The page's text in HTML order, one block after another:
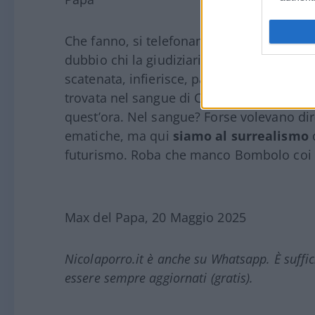
Che fanno, si telefonano all’uscita?Roba
dubbio chi la giudiziaria la pratica, la
scatenata, infierisce, particolarmente su
trovata nel sangue di Chiara Poggi. È
quest’ora. Nel sangue? Forse volevano
ematiche, ma qui siamo al surrealismo
futurismo. Roba che manco Bombolo coi
Max del Papa, 20 Maggio 2025
Nicolaporro.it è anche su Whatsapp. È
essere sempre aggiornati (gratis).